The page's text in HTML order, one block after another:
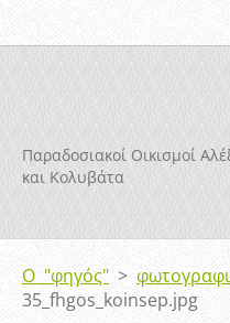
Παραδοσιακοί Οικισμοί
και Κολυβάτα
Ο "φηγός" >
35_fhgos_koinsep.jpg